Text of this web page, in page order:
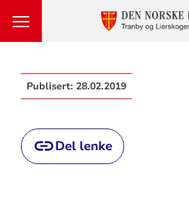
Publisert: 28.02.2019
Del lenke